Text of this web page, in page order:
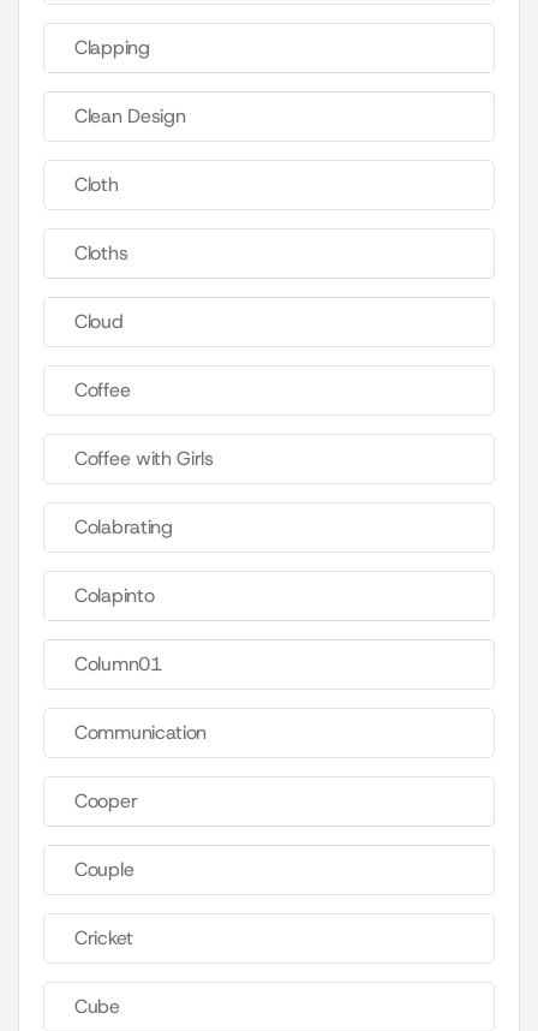
Clapping
Clean Design
Cloth
Cloths
Cloud
Coffee
Coffee with Girls
Colabrating
Colapinto
Column01
Communication
Cooper
Couple
Cricket
Cube